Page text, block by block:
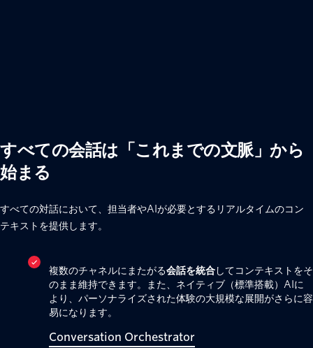
すべての会話は「これまでの文脈」から
始まる
すべての対話において、担当者やAIが必要とするリアルタイムのコン
テキストを提供します。
複数のチャネルにまたがる会話を統合してコンテキストをそ
のまま維持できます。また、ネイティブ（標準搭載）AIに
より、パーソナライズされた体験の大規模な展開がさらに容
易になります。
Conversation Orchestrator